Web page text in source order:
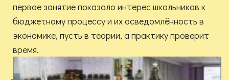
первое занятие показало интерес школьников к
бюджетному процессу и их осведомлённость в
экономике, пусть в теории, а практику проверит
время.